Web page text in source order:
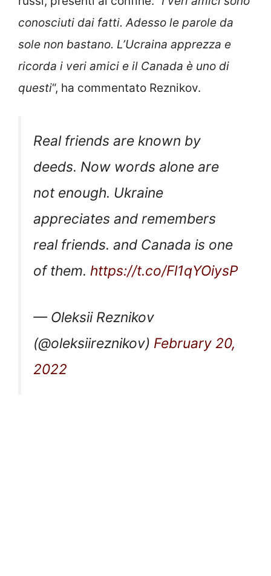
conosciuti dai fatti. Adesso le parole da
sole non bastano. L’Ucraina apprezza e
ricorda i veri amici e il Canada è uno di
questi“, ha commentato Reznikov.
Real friends are known by
deeds. Now words alone are
not enough. Ukraine
appreciates and remembers
real friends. and Canada is one
of them. https://t.co/Fl1qYOiysP
— Oleksii Reznikov
(@oleksiireznikov) February 20,
2022